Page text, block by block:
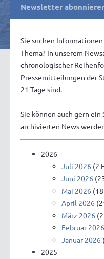
Newsletter
Sie suchen
Thema? In unserem
chronologischer
Pressemitteilungen der
21 Tage sind.
Sie können auch gern
archivierten News
2026
Juli 2026 (2
Juni 2026
Mai 2026
April 2026
März 2026
Februar 2026
Januar 2026
2025